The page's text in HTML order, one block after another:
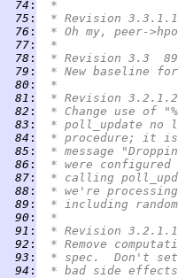
  74
:
*
  75
:
* Revision
  76
:
* Oh my, peer-
  77
:
*
  78
:
* Revision 3.3
  79
:
* New baseline
  80
:
*
  81
:
* Revision
  82
:
* Change use of
  83
:
* poll_update no
  84
:
* procedure; it is
  85
:
* message
  86
:
* were
  87
:
* calling
  88
:
* we're
  89
:
* including
  90
:
*
  91
:
* Revision
  92
:
* Remove
  93
:
* spec.  Don't
  94
:
* bad side